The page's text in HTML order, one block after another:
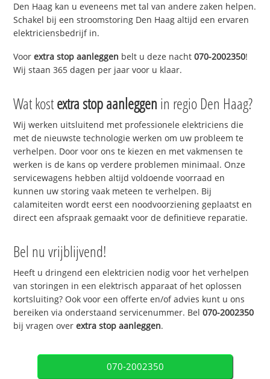
Den Haag kan u eveneens met tal van andere zaken helpen.
Schakel bij een stroomstoring Den Haag altijd een ervaren
elektriciensbedrijf in.
Voorextra stop aanleggen belt u deze nacht070-2002350!
Wij staan 365 dagen per jaar voor u klaar.
Wat kostextra stop aanleggen in regio Den Haag?
Wij werken uitsluitend met professionele elektriciens die
met de nieuwste technologie werken om uw probleem te
verhelpen. Door voor ons te kiezen en met vakmensen te
werken is de kans op verdere problemen minimaal. Onze
servicewagens hebben altijd voldoende voorraad en
kunnen uw storing vaak meteen te verhelpen. Bij
calamiteiten wordt eerst een noodvoorziening geplaatst en
direct een afspraak gemaakt voor de definitieve reparatie.
Bel nu vrijblijvend!
Heeft u dringend een elektricien nodig voor het verhelpen
van storingen in een elektrisch apparaat of het oplossen
kortsluiting? Ook voor een offerte en/of advies kunt u ons
bereiken via onderstaand servicenummer. Bel070-2002350
bij vragen overextra stop aanleggen.
070-2002350